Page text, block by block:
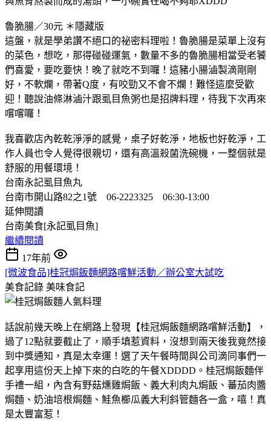
魯脆腸／30元 ＊隱藏版
這盤，就是學弟讚不絕口的祕密料理啦！魯脆腸是菜單上沒有
的菜色，想吃，那得碰碰運氣，數量不多的魯脆腸相當受老饕
們喜愛，要吃要快！晚了就吃不到囉！這豬小腸滷製滴剛剛
好，不軟爛，帶著Q度，有咬勁又不會不爛！難怪這麼受歡
迎！聽說油條淋滷汁跟虱目魚粥也是招牌料理，待我下次再來
嚐嚐囉！
我喜歡店內乾乾淨淨的感覺，桌子好乾淨，地板也好乾淨，工
作人員也令人覺得很親切，還有高溫殺菌洗碗機，一整個就是
舒服的用餐環境！
台南永記虱目魚丸
台南市開山路82之1號 06-2223325 06:30-13:00
延伸閱讀
台南美食[永記虱目魚]
繼續閱讀
17年前
[微波食品]桂冠焗飯麵網路嚐鮮活動／辦公室大試吃
美食記錄 美味食記
話說前幾天晚上在網路上發現【桂冠焗飯麵網路嚐鮮活動】，
過了12點就要截止了，順手填惹資料，沒想到兩天後我竟然接
到中獎通知，真是太幸運！選了天午餐時間與公司滴同事們一
起享用這份天上掉下來的白吃的午餐XDDDD。桂冠焗飯麵伴
手禮一組，內含有野菇燻雞焗飯、義大利肉丸焗飯、蕃茄肉醬
焗麵、奶油培根焗麵、鮭魚櫛瓜義大利斜管麵各一盒，嘻！真
是太豐富惹！